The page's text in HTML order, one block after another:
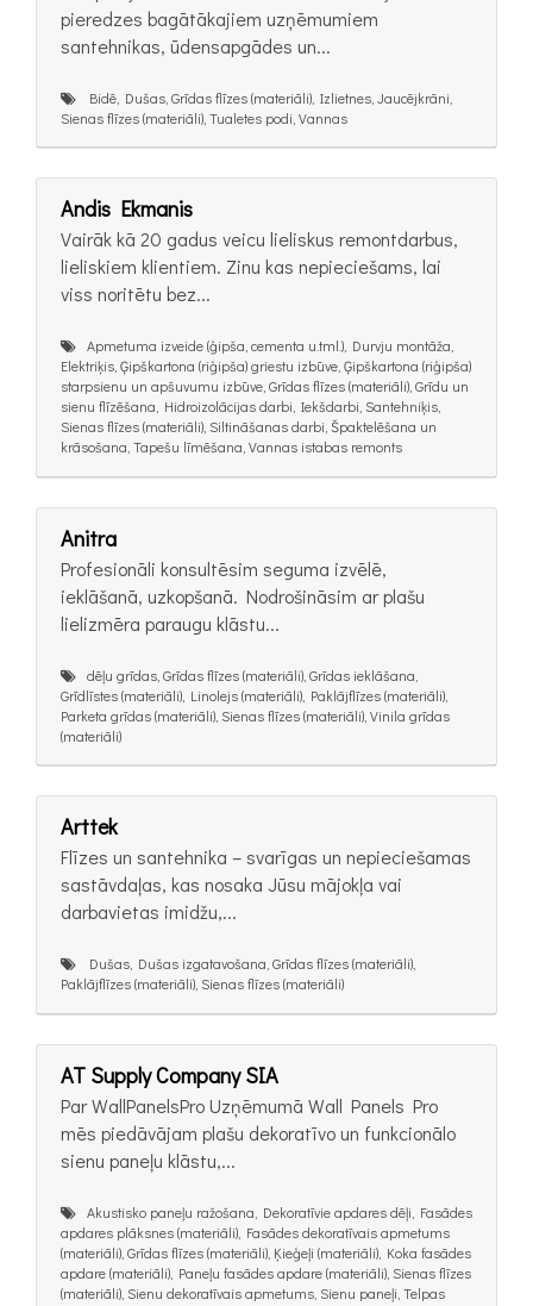
pieredzes bagātākajiem uzņēmumiem
santehnikas, ūdensapgādes un...
Bidē, Dušas, Grīdas flīzes (materiāli), Izlietnes, Jaucējkrāni,
Sienas flīzes (materiāli), Tualetes podi, Vannas
Andis Ekmanis
Vairāk kā 20 gadus veicu lieliskus remontdarbus,
lieliskiem klientiem. Zinu kas nepieciešams, lai
viss noritētu bez...
Apmetuma izveide (ģipša, cementa u.tml.), Durvju montāža,
Elektriķis, Ģipškartona (riģipša) griestu izbūve, Ģipškartona (riģipša)
starpsienu un apšuvumu izbūve, Grīdas flīzes (materiāli), Grīdu un
sienu flīzēšana, Hidroizolācijas darbi, Iekšdarbi, Santehniķis,
Sienas flīzes (materiāli), Siltināšanas darbi, Špaktelēšana un
krāsošana, Tapešu līmēšana, Vannas istabas remonts
Anitra
Profesionāli konsultēsim seguma izvēlē,
ieklāšanā, uzkopšanā. Nodrošināsim ar plašu
lielizmēra paraugu klāstu...
dēļu grīdas, Grīdas flīzes (materiāli), Grīdas ieklāšana,
Grīdlīstes (materiāli), Linolejs (materiāli), Paklājflīzes (materiāli),
Parketa grīdas (materiāli), Sienas flīzes (materiāli), Vinila grīdas
(materiāli)
Arttek
Flīzes un santehnika – svarīgas un nepieciešamas
sastāvdaļas, kas nosaka Jūsu mājokļa vai
darbavietas imidžu,...
Dušas, Dušas izgatavošana, Grīdas flīzes (materiāli),
Paklājflīzes (materiāli), Sienas flīzes (materiāli)
AT Supply Company SIA
Par WallPanelsPro Uzņēmumā Wall Panels Pro
mēs piedāvājam plašu dekoratīvo un funkcionālo
sienu paneļu klāstu,...
Akustisko paneļu ražošana, Dekoratīvie apdares dēļi, Fasādes
apdares plāksnes (materiāli), Fasādes dekoratīvais apmetums
(materiāli), Grīdas flīzes (materiāli), Ķieģeļi (materiāli), Koka fasādes
apdare (materiāli), Paneļu fasādes apdare (materiāli), Sienas flīzes
(materiāli), Sienu dekoratīvais apmetums, Sienu paneļi, Telpas